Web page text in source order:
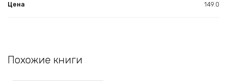
Цена 149.0
Похожие книги